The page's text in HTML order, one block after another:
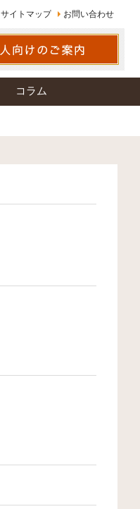
サイトマップ お問い合わせ
コラム